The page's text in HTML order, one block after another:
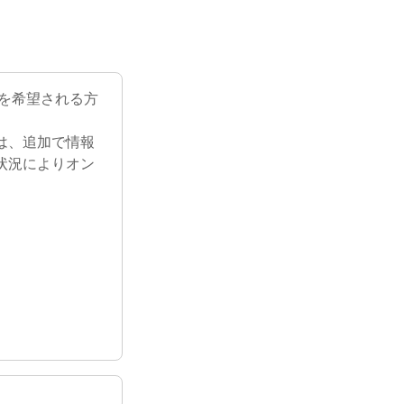
希望される方
、追加で情報
況によりオン